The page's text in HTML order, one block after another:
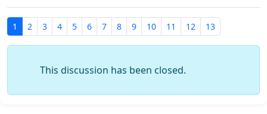
1 2 3 4 5 6 7 8 9 10 11 12 13
This discussion has been closed.